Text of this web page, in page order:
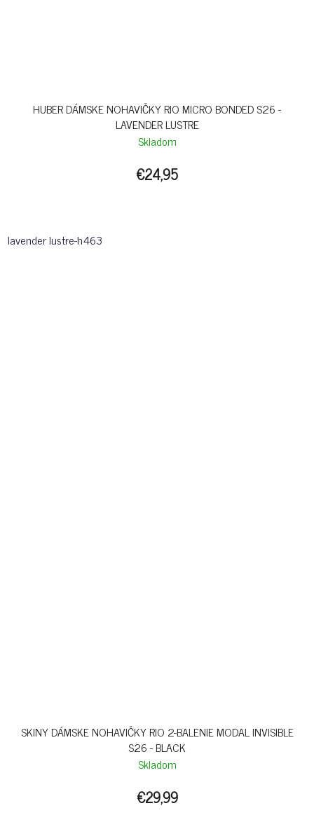
HUBER DÁMSKE NOHAVIČKY RIO MICRO BONDED S26 -
LAVENDER LUSTRE
Skladom
€24,95
lavender lustre-h463
SKINY DÁMSKE NOHAVIČKY RIO 2-BALENIE MODAL INVISIBLE
S26 - BLACK
Skladom
€29,99